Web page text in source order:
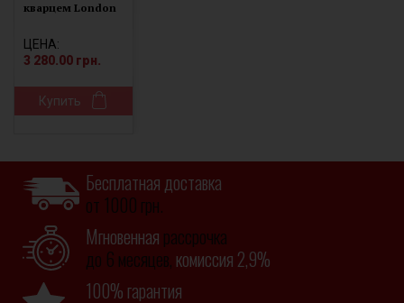
кварцем London
1336/1р QLB
ЦЕНА:
3 280.00 грн.
Купить
Бесплатная доставка
от 1000 грн.
Мгновенная рассрочка
до 6 месяцев, комиссия 2,9%
100% гарантия